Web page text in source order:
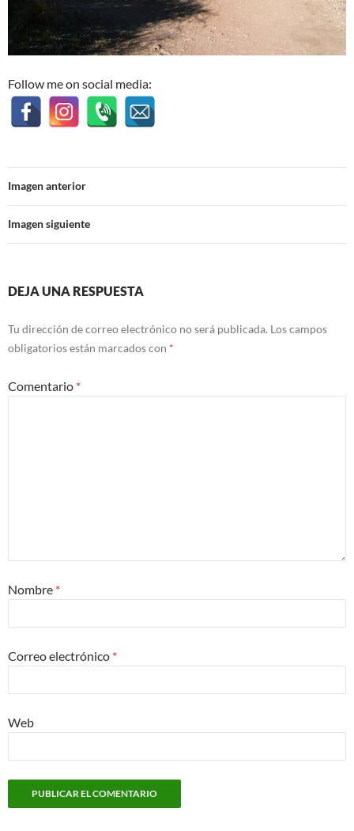
Follow me on social media:
Imagen anterior
Imagen siguiente
DEJA UNA RESPUESTA
Tu dirección de correo electrónico no será publicada. Los campos
obligatorios están marcados con *
Comentario *
Nombre *
Correo electrónico *
Web